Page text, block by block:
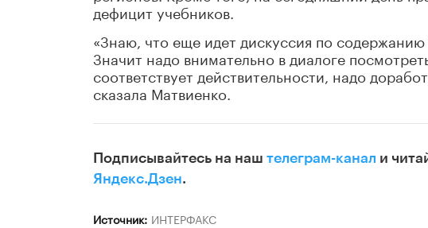
дефицит учебников.
«Знаю, что еще идет дискуссия по
Значит надо внимательно в диалоге
соответствует действительности, надо
сказала Матвиенко.
Подписывайтесь на наш телеграм-канал и
Яндекс.Дзен.
Источник: ИНТЕРФАКС